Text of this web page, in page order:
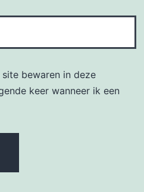
bewaren in deze
keer wanneer ik een